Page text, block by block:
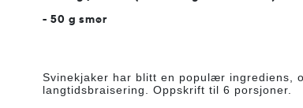
- 50 g smør
Svinekjaker har blitt en populær ingrediens,
langtidsbraisering.Oppskrift til 6 porsjoner.